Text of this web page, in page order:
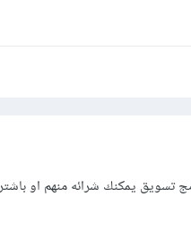
تسويق يمكنك شرائه منهم او